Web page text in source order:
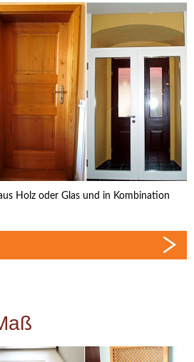
Holz oder Glas und in Kombination